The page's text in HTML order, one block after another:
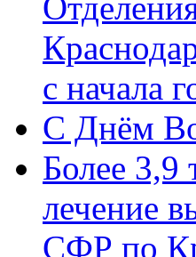
с начала
C Днём
Более 3,9
лечение
СФР по